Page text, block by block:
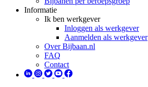
Informatie
Ik ben werkgever
Inloggen als werkgever
Aanmelden als werkgever
Over Bijbaan.nl
FAQ
Contact